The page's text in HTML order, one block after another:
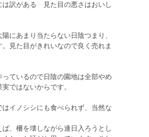
は訳がある 見た目の悪さはおいし
にあまり当たらない日陰つまり、
見た目がきれいなので良く売れま
ているので日陰の園地は全部やめ
ではないからです。
イノシシにも食べられず、当然な
、柵を壊しながら連日入ろうとし